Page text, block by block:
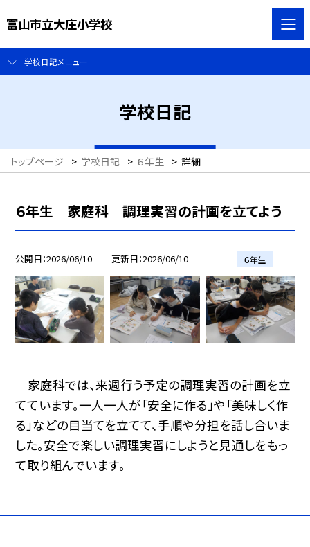
富山市立大庄小学校
学校日記メニュー
学校日記
トップページ > 学校日記 > ６年生 > 詳細
６年生 家庭科 調理実習の計画を立てよう
公開日 2026/06/10 更新日 2026/06/10 ６年生
家庭科では、来週行う予定の調理実習の計画を立
てています。一人一人が「安全に作る」や「美味しく作
る」などの目当てを立てて、手順や分担を話し合いま
した。安全で楽しい調理実習にしようと見通しをもっ
て取り組んでいます。